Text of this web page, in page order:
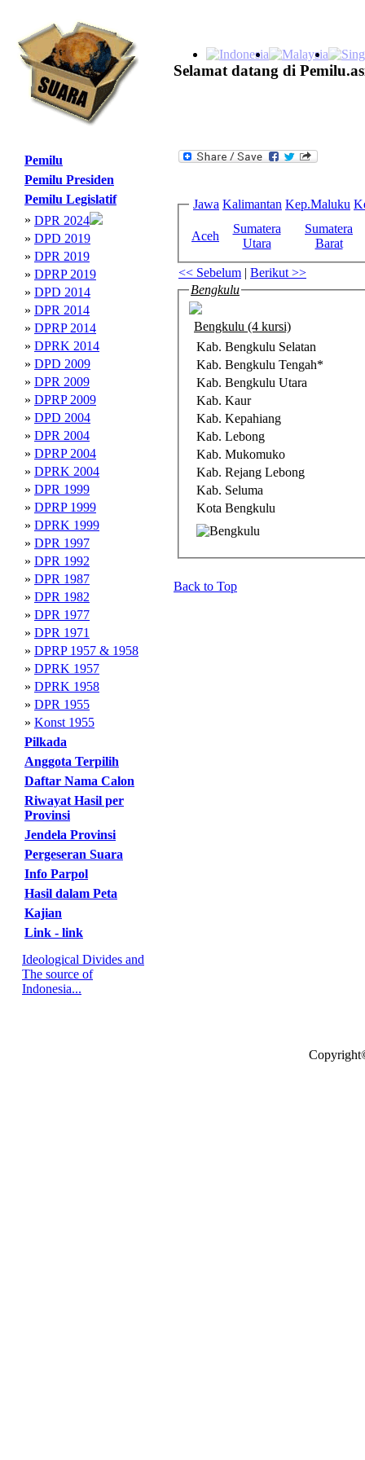
Selamat datang di
Pemilu
Pemilu Presiden
Pemilu Legislatif
» DPR 2024
» DPD 2019
» DPR 2019
» DPRP 2019
» DPD 2014
» DPR 2014
» DPRP 2014
» DPRK 2014
» DPD 2009
» DPR 2009
» DPRP 2009
» DPD 2004
» DPR 2004
» DPRP 2004
» DPRK 2004
» DPR 1999
» DPRP 1999
» DPRK 1999
» DPR 1997
» DPR 1992
» DPR 1987
» DPR 1982
» DPR 1977
» DPR 1971
» DPRP 1957 & 1958
» DPRK 1957
» DPRK 1958
» DPR 1955
» Konst 1955
Pilkada
Anggota Terpilih
Daftar Nama Calon
Riwayat Hasil per
Provinsi
Jendela Provinsi
Pergeseran Suara
Info Parpol
Hasil dalam Peta
Kajian
Link - link
Ideological Divides and
The source of
Indonesia...
Jawa Kalimantan Kep.Maluku
Aceh
Sumatera
Utara
Sumatera
Barat
<< Sebelum | Berikut >>
Bengkulu
Bengkulu (4 kursi)
Kab. Bengkulu Selatan
Kab. Bengkulu Tengah*
Kab. Bengkulu Utara
Kab. Kaur
Kab. Kepahiang
Kab. Lebong
Kab. Mukomuko
Kab. Rejang Lebong
Kab. Seluma
Kota Bengkulu
Back to Top